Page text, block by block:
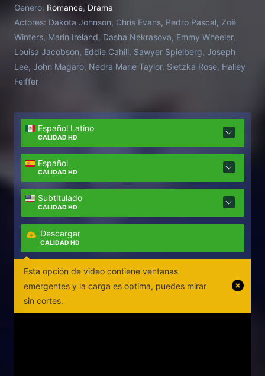
exnovio John, un actor de poco éxito.
Genero: Romance, Drama
Actores: Dakota Johnson, Chris Evans, Pedro Pascal, Zoë
Winters, Marin Ireland, Dasha Nekrasova, Emmy Wheeler,
Louisa Jacobson, Eddie Cahill, Sawyer Spielberg, Joseph
Lee, John Magaro, Nedra Marie Taylor, Sietzka Rose, Halley
Feiffer
Español Latino
CALIDAD HD
Español
CALIDAD HD
Subtitulado
CALIDAD HD
Descargar
CALIDAD HD
Esta opción de video contiene ventanas
emergentes y la carga es optima, puedes mirar
sin cortes.